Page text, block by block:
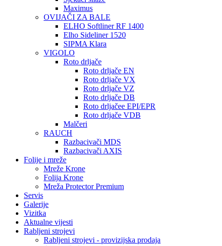
Maximus
OVIJAČI ZA BALE
ELHO Softliner RF 1400
Elho Sideliner 1520
SIPMA Klara
VIGOLO
Roto drljače
Roto drljače EN
Roto drljače VX
Roto drljače VZ
Roto drljače DB
Roto drljačee EPI/EPR
Roto drljače VDB
Malčeri
RAUCH
Razbacivači MDS
Razbacivači AXIS
Folije i mreže
Mreže Krone
Folija Krone
Mreža Protector Premium
Servis
Galerije
Vizitka
Aktualne vijesti
Rabljeni strojevi
Rabljeni strojevi - provizijska prodaja